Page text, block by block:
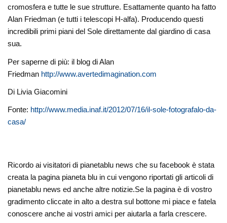
cromosfera e tutte le sue strutture. Esattamente quanto ha fatto
Alan Friedman (e tutti i telescopi H-alfa). Producendo questi
incredibili primi piani del Sole direttamente dal giardino di casa
sua.
Per saperne di più: il blog di Alan
Friedman http://www.avertedimagination.com
Di Livia Giacomini
Fonte: http://www.media.inaf.it/2012/07/16/il-sole-fotografalo-da-
casa/
Ricordo ai visitatori di pianetablu news che su facebook è stata
creata la pagina pianeta blu in cui vengono riportati gli articoli di
pianetablu news ed anche altre notizie.Se la pagina è di vostro
gradimento cliccate in alto a destra sul bottone mi piace e fatela
conoscere anche ai vostri amici per aiutarla a farla crescere.